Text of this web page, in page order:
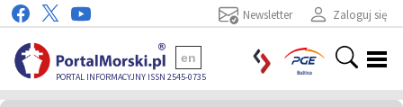
Zaloguj się
Newsletter
PORTAL INFORMACYJNY ISSN 2545-0735
en